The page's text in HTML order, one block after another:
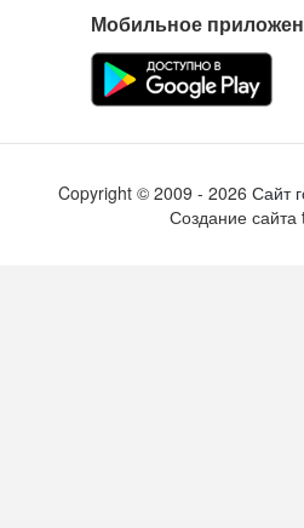
Мобильное
Copyright © 2009 - 2026 Сайт
Создание сайта